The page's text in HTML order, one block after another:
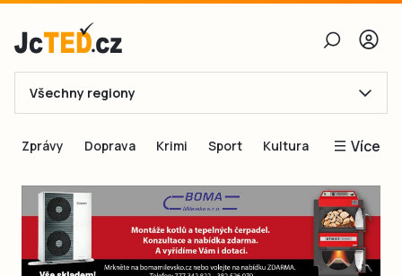
E-mail
Obnovit heslo
Přihlásit se
Všechny regiony
Zprávy Doprava Krimi Sport Kultura Více
Blogy
Inspirace
Čtenáři píší
Speciální přílohy